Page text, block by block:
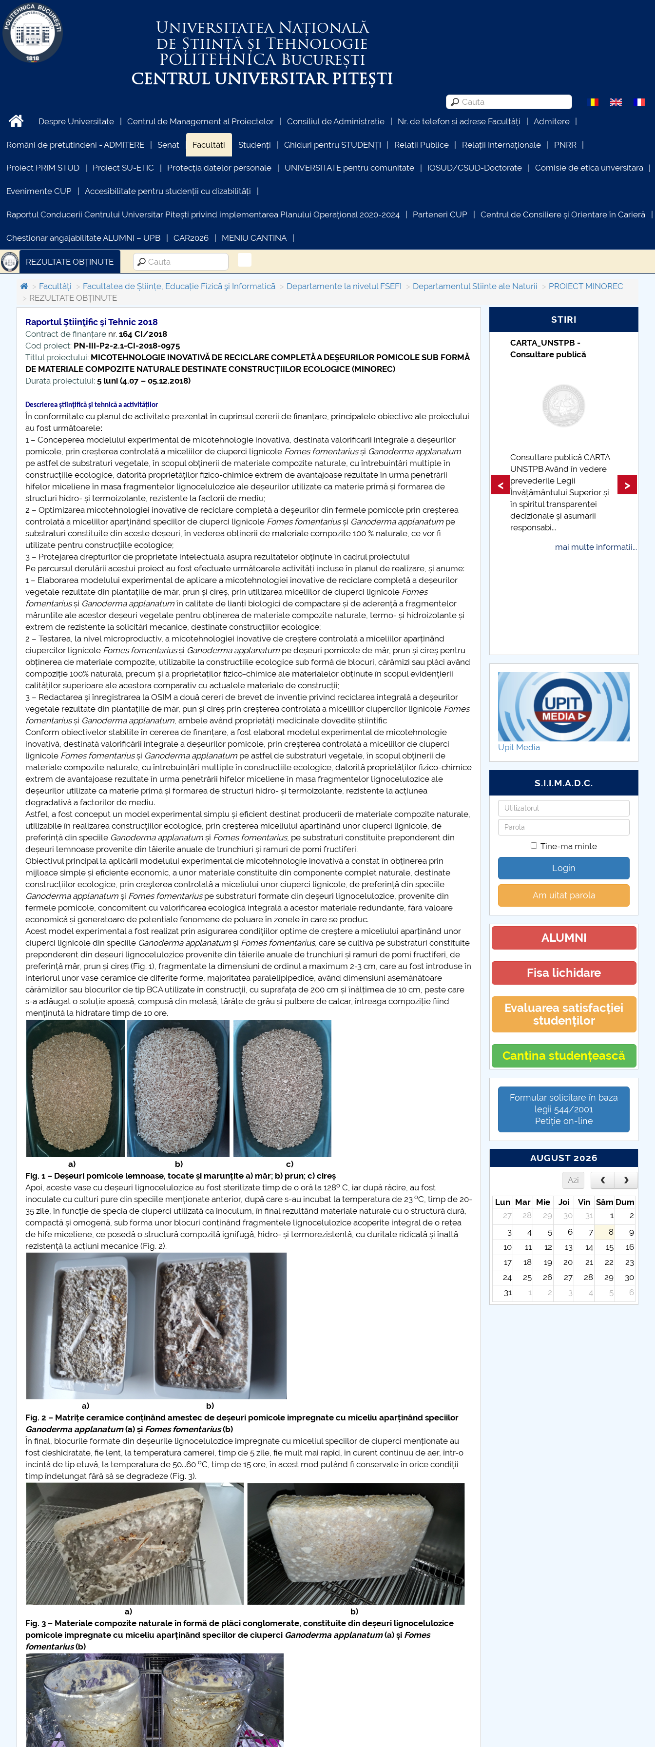
Universitatea Națională
de Știință și Tehnologie
POLITEHNICABucurești
CENTRUL UNIVERSITAR PITEȘTI
Despre Universitate Centrul de Management al Proiectelor Consiliul de Administratie Nr. de telefon si adrese Facultăți Admitere
Români de pretutindeni - ADMITERE Senat Facultăți Studenți Ghiduri pentru STUDENȚI Relații Publice Relații Internaționale PNRR
Proiect PRIM STUD Proiect SU-ETIC Protecția datelor personale UNIVERSITATE pentru comunitate IOSUD/CSUD-Doctorate Comisie de etica unversitară
Evenimente CUP Accesibilitate pentru studenții cu dizabilități
Raportul Conducerii Centrului Universitar Pitești privind implementarea Planului Operațional 2020-2024 Parteneri CUP Centrul de Consiliere și Orientare în Carieră
Chestionar angajabilitate ALUMNI – UPB CAR2026 MENIU CANTINA
REZULTATE OBȚINUTE
Facultăți Facultatea de Științe, Educație Fizicã şi Informaticã Departamente la nivelul FSEFI Departamentul Stiinte ale Naturii
PROIECT MINOREC
REZULTATE OBȚINUTE
Raportul Ştiinţific şi Tehnic 2018
Contract de finanțarenr. 164 CI/2018
Cod proiect: PN-III-P2-2.1-CI-2018-0975
Titlul proiectului: MICOTEHNOLOGIE INOVATIVĂ DE RECICLARE COMPLETĂ A DEȘEURILOR POMICOLE SUB FORMĂ
DE MATERIALE COMPOZITE NATURALE DESTINATE CONSTRUCȚIILOR ECOLOGICE (MINOREC)
Durata proiectului: 5 luni (4.07 – 05.12.2018)
Descrierea ştiinţifică şi tehnică a activităților
În conformitate cu planul de activitate prezentat în cuprinsul cererii de finanțare, principalele obiective ale proiectului
au fost următoarele:
1 – Conceperea modelului experimental de micotehnologie inovativă, destinată valorificării integrale a deșeurilor
pomicole, prin creșterea controlată a miceliilor de ciuperci lignicole Fomes fomentariusși Ganoderma applanatum
pe astfel de substraturi vegetale, în scopul obținerii de materiale compozite naturale, cu întrebuințări multiple în
construcțiile ecologice, datorită proprietăților fizico-chimice extrem de avantajoase rezultate în urma penetrării
hifelor miceliene în masa fragmentelor lignocelulozice ale deșeurilor utilizate ca materie primă și formarea de
structuri hidro- și termoizolante, rezistente la factorii de mediu;
2 – Optimizarea micotehnologiei inovative de reciclare completă a deșeurilor din fermele pomicole prin creșterea
controlată a miceliilor aparținând speciilor de ciuperci lignicole Fomes fomentariusși Ganoderma applanatumpe
substraturi constituite din aceste deșeuri, în vederea obținerii de materiale compozite 100 % naturale, ce vor fi
utilizate pentru construcțiile ecologice;
3 – Protejarea drepturilor de proprietate intelectuală asupra rezultatelor obținute în cadrul proiectului
Pe parcursul derulării acestui proiect au fost efectuate următoarele activități incluse în planul de realizare, și anume:
1 – Elaborarea modelului experimental de aplicare a micotehnologiei inovative de reciclare completă a deșeurilor
vegetale rezultate din plantațiile de măr, prun și cireș, prin utilizarea miceliilor de ciuperci lignicole Fomes
fomentariusși Ganoderma applanatumîn calitate de lianți biologici de compactare și de aderență a fragmentelor
mărunțite ale acestor deșeuri vegetale pentru obținerea de materiale compozite naturale, termo- și hidroizolante și
extrem de rezistente la solicitări mecanice, destinate construcțiilor ecologice;
2 – Testarea, la nivel microproductiv, a micotehnologiei inovative de creștere controlată a miceliilor aparținând
ciupercilor lignicoleFomes fomentariusși Ganoderma applanatumpe deșeuri pomicole de măr, prun și cireș pentru
obținerea de materiale compozite, utilizabile la construcțiile ecologice sub formă de blocuri, cărămizi sau plăci având
compoziție 100% naturală, precum și a proprietăților fizico-chimice ale materialelor obținute în scopul evidențierii
calităților superioare ale acestora comparativ cu actualele materiale de construcții;
3 – Redactarea și înregistrarea la OSIM a două cereri de brevet de invenție privind reciclarea integrală a deșeurilor
vegetale rezultate din plantațiile de măr, pun și cireș prin creșterea controlată a miceliilor ciupercilor lignicoleFomes
fomentariusși Ganoderma applanatum, ambele având proprietăți medicinale dovedite științific
Conform obiectivelor stabilite în cererea de finanțare, a fost elaborat modelul experimental de micotehnologie
inovativă, destinată valorificării integrale a deșeurilor pomicole, prin creșterea controlată a miceliilor de ciuperci
lignicole Fomes fomentariusși Ganoderma applanatumpe astfel de substraturi vegetale, în scopul obținerii de
materiale compozite naturale, cu întrebuințări multiple în construcțiile ecologice, datorită proprietăților fizico-chimice
extrem de avantajoase rezultate în urma penetrării hifelor miceliene în masa fragmentelor lignocelulozice ale
deșeurilor utilizate ca materie primă și formarea de structuri hidro- și termoizolante, rezistente la acțiunea
degradativă a factorilor de mediu.
Astfel, a fost conceput un model experimental simplu și eficient destinat producerii de materiale compozite naturale,
utilizabile în realizarea construcțiilor ecologice, prin creşterea miceliului aparținând unor ciuperci lignicole, de
preferință din speciile Ganoderma applanatumși Fomes fomentarius, pe substraturi constituite preponderent din
deșeuri lemnoase provenite din tăierile anuale de trunchiuri și ramuri de pomi fructiferi.
Obiectivul principal la aplicării modelului experimental de micotehnologie inovativă a constat în obţinerea prin
mijloace simple și eficiente economic, a unor materiale constituite din componente complet naturale, destinate
construcțiilor ecologice, prin creşterea controlată a miceliului unor ciuperci lignicole, de preferință din speciile
Ganoderma applanatumși Fomes fomentariuspe substraturi formate din deșeuri lignocelulozice, provenite din
fermele pomicole, concomitent cu valorificarea ecologică integrală a acestor materiale redundante, fără valoare
economică și generatoare de potențiale fenomene de poluare în zonele în care se produc.
Acest model experimental a fost realizat prin asigurarea condițiilor optime de creştere a miceliului aparținând unor
ciuperci lignicole din speciile Ganoderma applanatumși Fomes fomentarius, care se cultivă pe substraturi constituite
preponderent din deșeuri lignocelulozice provenite din tăierile anuale de trunchiuri și ramuri de pomi fructiferi, de
preferință măr, prun și cireș (Fig. 1), fragmentate la dimensiuni de ordinul a maximum 2-3 cm, care au fost introduse în
interiorul unor vase ceramice de diferite forme, majoritatea paralelipipedice, având dimensiuni asemănătoare
cărămizilor sau blocurilor de tip BCA utilizate în construcții, cu suprafața de 200 cm și înălțimea de 10 cm, peste care
s-a adăugat o soluție apoasă, compusă din melasă, tărâțe de grâu și pulbere de calcar, întreaga compoziție fiind
menținută la hidratare timp de 10 ore.
a) b) c)
Fig. 1 – Deșeuri pomicole lemnoase, tocate și marunțite a) măr; b) prun; c) cireș
Apoi, aceste vase cu deșeuri lignocelulozice au fost sterilizate timp de o oră la 128oC, iar după răcire, au fost
inoculate cu culturi pure din speciile menționate anterior, după care s-au incubat la temperatura de 23 oC, timp de 20-
35 zile, în funcție de specia de ciuperci utilizată ca inoculum, în final rezultând materiale naturale cu o structură dură,
compactă și omogenă, sub forma unor blocuri conținând fragmentele lignocelulozice acoperite integral de o rețea
de hife miceliene, ce posedă o structură compozită ignifugă, hidro- și termorezistentă, cu duritate ridicată și înaltă
rezistență la acțiuni mecanice (Fig. 2).
a) b)
Fig. 2 – Matrițe ceramice conținând amestec de deșeuri pomicole impregnate cu miceliu aparținând speciilor
Ganoderma applanatum(a) și Fomes fomentarius(b)
În final, blocurile formate din deșeurile lignocelulozice impregnate cu miceliul speciilor de ciuperci menționate au
fost deshidratate, fie lent, la temperatura camerei, timp de 5 zile, fie mult mai rapid, în curent continuu de aer, într-o
incintă de tip etuvă, la temperatura de 50...60 oC, timp de 15 ore, în acest mod putând fi conservate în orice condiții
timp îndelungat fără să se degradeze (Fig. 3).
a) b)
Fig. 3 – Materiale compozite naturale în formă de plăci conglomerate, constituite din deșeuri lignocelulozice
pomicole impregnate cu miceliu aparținând speciilor de ciuperci Ganoderma applanatum(a) și Fomes
fomentarius(b)
STIRI
COMUNICAT DE PRESA
PRIMSTUD 26.03.2026
COMUNICAT Eveniment de
informare și promovare a
ofertei educaționale
universitare la Colegiul
Teoretic „Ion Cantacuzino”
Piteşti 26.03.2026
COMUNICAT Eveniment de
informare �...
mai multe informatii...
mai multe informatii...
Consultare publică
Consultare publică CARTA
UNSTPB Având în vedere
prevederile Legii
Învățământului Superior și
decizionale și asumării
responsabi...
Taxe de școlarizare
indexate – Centrul
Taxe de școlarizare
indexate Taxele se pot plăti
și cu cardul
mai multe informatii...
< >
Upit Media
S.I.I.M.A.D.C.
Utilizatorul
Parola
Tine-ma minte
Login
Am uitat parola
ALUMNI
Fisa lichidare
Evaluarea satisfacției
studenților
Cantina studențească
Formular solicitare în baza
legii 544/2001
Petiție on-line
AUGUST 2026
Azi
Lun Mar Mie Joi Vin Sâm Dum
27
28 29 30 31 1
2
3
4 5 6 7 8
9
10
11 12 13 14 15
16
17
18 19 20 21 22
23
24
25 26 27 28 29
30
31
1 2 3 4 5 6